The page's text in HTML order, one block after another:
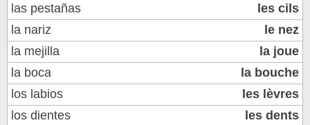
las pestañas
les cils
la nariz
le nez
la mejilla
la joue
la boca
la bouche
los labios
les lèvres
los dientes
les dents